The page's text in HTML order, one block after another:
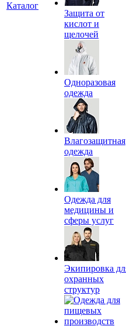
Каталог
Защита от
кислот и
щелочей
Одноразовая
одежда
Влагозащитная
одежда
Одежда для
медицины и
сферы услуг
Экипировка
охранных
структур